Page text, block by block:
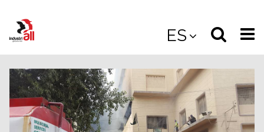
main
ES
Select
the
site